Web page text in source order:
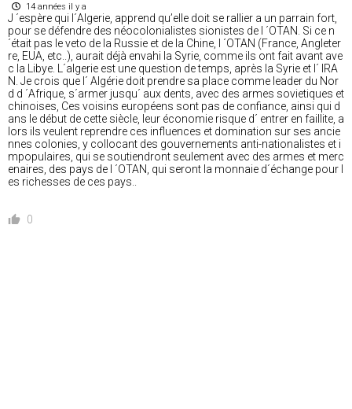
14 années il y a
J ´espère qui l´Algerie, apprend qu’elle doit se rallier a un parrain fort,
pour se défendre des néocolonialistes sionistes de l ´OTAN. Si ce n
´était pas le veto de la Russie et de la Chine, l ´OTAN (France, Angleter
re, EUA, etc..), aurait déjà envahi la Syrie, comme ils ont fait avant ave
c la Libye. L´algerie est une question de temps, après la Syrie et l´ IRA
N. Je crois que l´ Algérie doit prendre sa place comme leader du Nor
d d ´Afrique, s´armer jusqu´ aux dents, avec des armes sovietiques et
chinoises, Ces voisins européens sont pas de confiance, ainsi qui d
ans le début de cette siècle, leur économie risque d´ entrer en faillite, a
lors ils veulent reprendre ces influences et domination sur ses ancie
nnes colonies, y collocant des gouvernements anti-nationalistes et i
mpopulaires, qui se soutiendront seulement avec des armes et merc
enaires, des pays de l ´OTAN, qui seront la monnaie d´échange pour l
es richesses de ces pays..
0